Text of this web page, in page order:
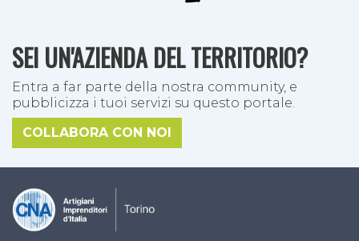
SEI UN'AZIENDA DEL TERRITORIO?
Entra a far parte della nostra community, e
pubblicizza i tuoi servizi su questo portale.
COLLABORA CON NOI